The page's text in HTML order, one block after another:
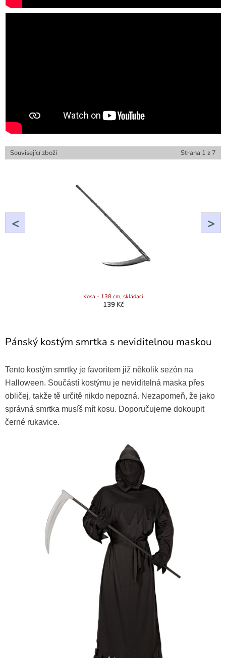
Související zboží Strana 1 z 7
<
Kosa - 138 cm, skládací
139 Kč
Plastová maska lebka
99 Kč
Rukavice černé
>
Pánský kostým smrtka s neviditelnou maskou
Tento kostým smrtky je favoritem již několik sezón na
Halloween. Součástí kostýmu je neviditelná maska přes
obličej, takže tě určitě nikdo nepozná. Nezapomeň, že jako
správná smrtka musíš mít kosu. Doporučujeme dokoupit
černé rukavice.